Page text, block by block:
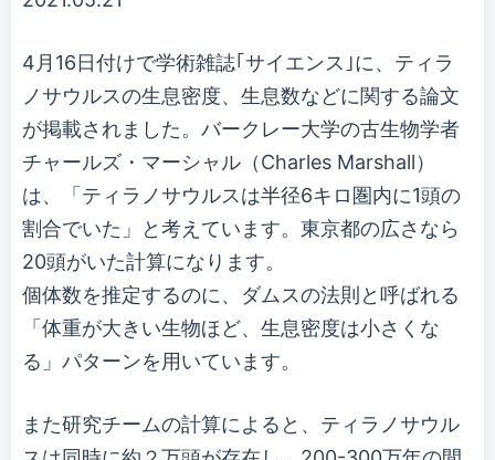
4月16日付けで学術雑誌｢サイエンス｣に、ティラ
ノサウルスの生息密度、生息数などに関する論文
が掲載されました。バークレー大学の古生物学者
チャールズ・マーシャル（Charles Marshall）
は、「ティラノサウルスは半径6キロ圏内に1頭の
割合でいた」と考えています。東京都の広さなら
20頭がいた計算になります。
個体数を推定するのに、ダムスの法則と呼ばれる
「体重が大きい生物ほど、生息密度は小さくな
る」パターンを用いています。
また研究チームの計算によると、ティラノサウル